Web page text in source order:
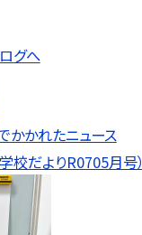
グへ
かかれたニュース
校だよりR0705月号）